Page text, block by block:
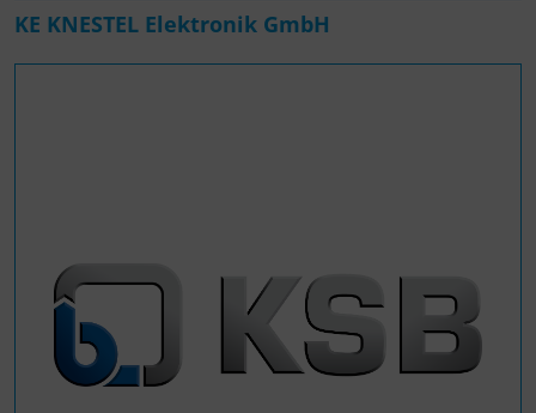
KE KNESTEL Elektronik GmbH